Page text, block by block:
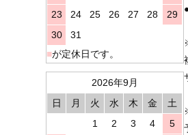
23
24 25 26 27 28
29
30
31
■が定休日です。
2026年9月
日
月 火 水 木 金
土
1
2 3 4
5